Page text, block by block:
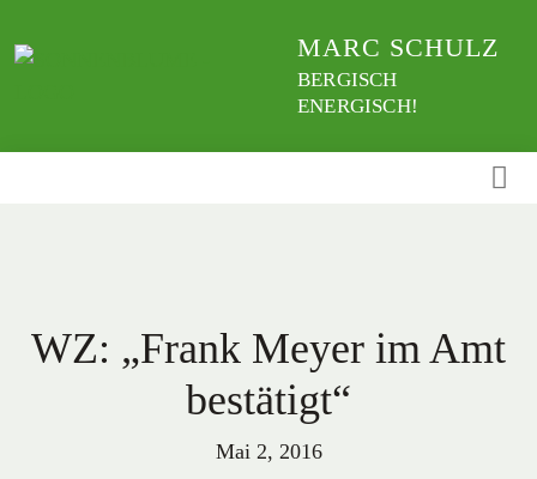
zum
MARC SCHULZ
BERGISCH
ENERGISCH!
WZ: „Frank Meyer im Amt
bestätigt“
Mai 2, 2016